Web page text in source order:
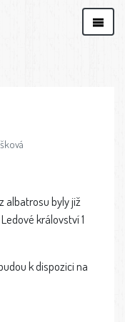
albatrosu byly již
království 1
k dispozici na